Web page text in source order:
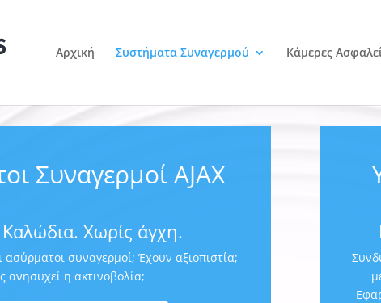
Αρχική Συστήματα Συναγερμού Κάμερες
Συναγερμοί AJAX
Χωρίς άγχη.
ασύρματοι συναγερμοί; Έχουν αξιοπιστία;
ανησυχεί η ακτινοβολία;